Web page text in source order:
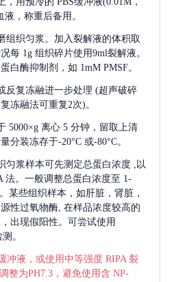
，称重后备用。
组织匀浆。加入裂解液的体积取
每 1g 组织碎片使用9ml裂解液。
白酶抑制剂，如 1mM PMSF。
反复冻融进一步处理 (超声破碎
冻融法可重复2次)。
5000×g 离心 5 分钟，留取上清
分装冻存于-20°C 或-80°C。
匀浆样本可先测定总蛋白浓度 ,以
法。一般调整总蛋白浓度至 1-
某些组织样本，如肝脏，肾脏，
性过氧物酶, 在样品浓度较高的
出现假阳性。可尝试使用
。
冲液，或使用中等强度 RIPA 裂
整为PH7.3，避免使用含 NP-